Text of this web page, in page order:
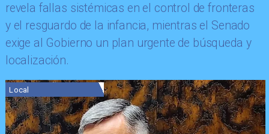
revela fallas sistémicas en el control de fronteras
y el resguardo de la infancia, mientras el Senado
exige al Gobierno un plan urgente de búsqueda y
localización.
Local